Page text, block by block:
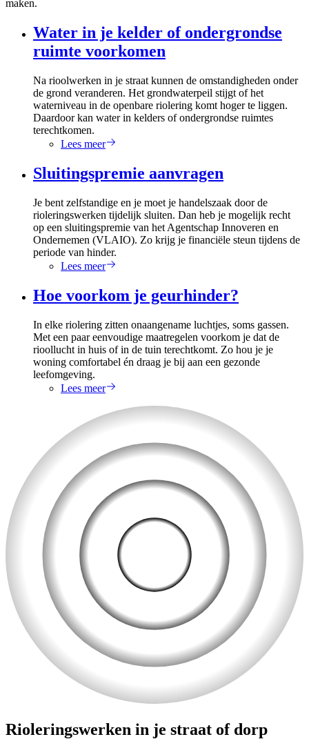
maken.
Water in je kelder of ondergrondse
ruimte voorkomen
Na rioolwerken in je straat kunnen de omstandigheden onder
de grond veranderen. Het grondwaterpeil stijgt of het
waterniveau in de openbare riolering komt hoger te liggen.
Daardoor kan water in kelders of ondergrondse ruimtes
terechtkomen.
Lees meer
Sluitingspremie aanvragen
Je bent zelfstandige en je moet je handelszaak door de
rioleringswerken tijdelijk sluiten. Dan heb je mogelijk recht
op een sluitingspremie van het Agentschap Innoveren en
Ondernemen (VLAIO). Zo krijg je financiële steun tijdens de
periode van hinder.
Lees meer
Hoe voorkom je geurhinder?
In elke riolering zitten onaangename luchtjes, soms gassen.
Met een paar eenvoudige maatregelen voorkom je dat de
rioollucht in huis of in de tuin terechtkomt. Zo hou je je
woning comfortabel én draag je bij aan een gezonde
leefomgeving.
Lees meer
Rioleringswerken in je straat of dorp